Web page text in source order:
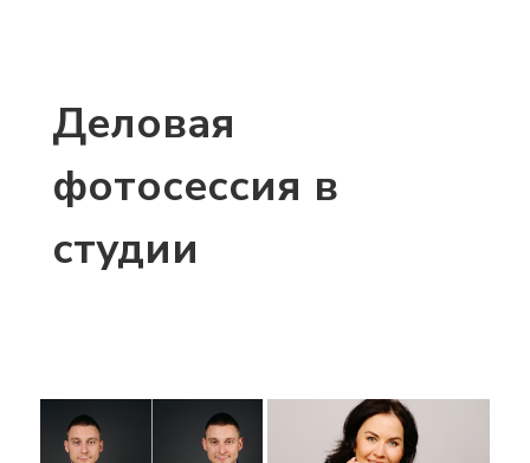
Деловая
фотосессия в
студии